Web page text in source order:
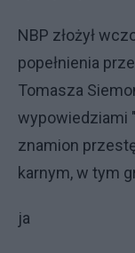
NBP złożył
popełnienia
Tomasza
wypowiedziami
znamion
karnym, w tym
ja